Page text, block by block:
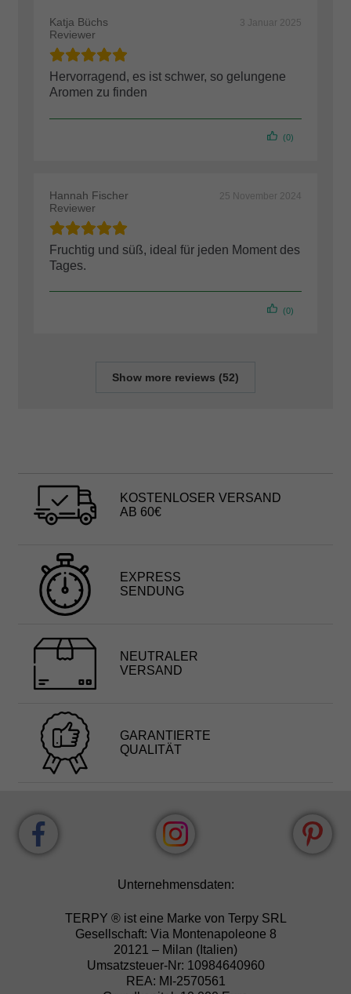
Katja Büchs
Reviewer
3 Januar 2025
Hervorragend, es ist schwer, so gelungene
Aromen zu finden
(0)
Hannah Fischer
Reviewer
25 November 2024
Fruchtig und süß, ideal für jeden Moment des
Tages.
(0)
Show more reviews (52)
KOSTENLOSER VERSAND
AB 60€
EXPRESS
SENDUNG
NEUTRALER
VERSAND
GARANTIERTE
QUALITÄT
Unternehmensdaten:
TERPY ® ist eine Marke von Terpy SRL
Gesellschaft: Via Montenapoleone 8
20121 – Milan (Italien)
Umsatzsteuer-Nr: 10984640960
REA: MI-2570561